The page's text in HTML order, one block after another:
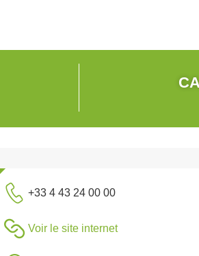
+33 4 43 24 00 00
Voir le site internet